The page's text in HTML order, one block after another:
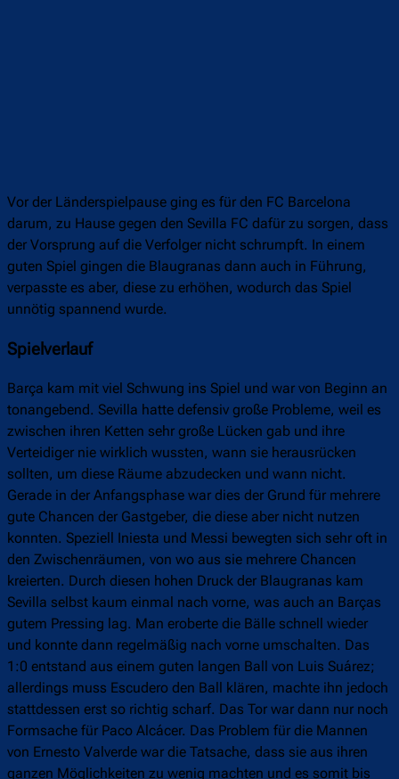
Vor der Länderspielpause ging es für den FC Barcelona
darum, zu Hause gegen den Sevilla FC dafür zu sorgen, dass
der Vorsprung auf die Verfolger nicht schrumpft. In einem
guten Spiel gingen die Blaugranas dann auch in Führung,
verpasste es aber, diese zu erhöhen, wodurch das Spiel
unnötig spannend wurde.
Spielverlauf
Barça kam mit viel Schwung ins Spiel und war von Beginn an
tonangebend. Sevilla hatte defensiv große Probleme, weil es
zwischen ihren Ketten sehr große Lücken gab und ihre
Verteidiger nie wirklich wussten, wann sie herausrücken
sollten, um diese Räume abzudecken und wann nicht.
Gerade in der Anfangsphase war dies der Grund für mehrere
gute Chancen der Gastgeber, die diese aber nicht nutzen
konnten. Speziell Iniesta und Messi bewegten sich sehr oft in
den Zwischenräumen, von wo aus sie mehrere Chancen
kreierten. Durch diesen hohen Druck der Blaugranas kam
Sevilla selbst kaum einmal nach vorne, was auch an Barças
gutem Pressing lag. Man eroberte die Bälle schnell wieder
und konnte dann regelmäßig nach vorne umschalten. Das
1:0 entstand aus einem guten langen Ball von Luis Suárez;
allerdings muss Escudero den Ball klären, machte ihn jedoch
stattdessen erst so richtig scharf. Das Tor war dann nur noch
Formsache für Paco Alcácer. Das Problem für die Mannen
von Ernesto Valverde war die Tatsache, dass sie aus ihren
ganzen Möglichkeiten zu wenig machten und es somit bis